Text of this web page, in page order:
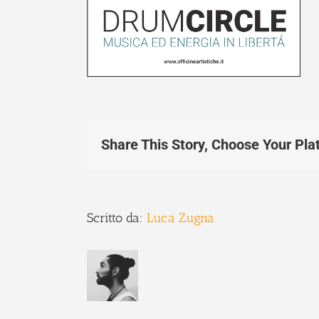
Share This Story, Choose Your
Scritto da: Luca Zugna